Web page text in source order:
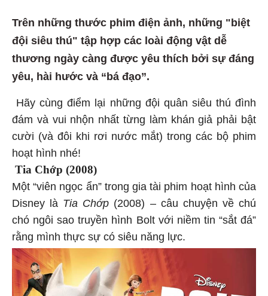
Trên những thước phim điện ảnh, những "biệt
đội siêu thú" tập hợp các loài động vật dễ
thương ngày càng được yêu thích bởi sự đáng
yêu, hài hước và “bá đạo”.
Hãy cùng điểm lại những đội quân siêu thú đình
đám và vui nhộn nhất từng làm khán giả phải bật
cười (và đôi khi rơi nước mắt) trong các bộ phim
hoạt hình nhé!
Tia Chớp (2008)
Một “viên ngọc ẩn” trong gia tài phim hoạt hình của
Disney là Tia Chớp (2008) – câu chuyện về chú
chó ngôi sao truyền hình Bolt với niềm tin “sắt đá”
rằng mình thực sự có siêu năng lực.